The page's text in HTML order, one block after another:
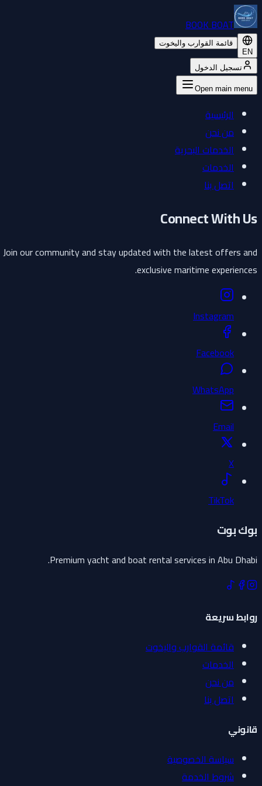
BOOK BOAT
EN
قائمة القوارب واليخوت
تسجيل الدخول
Open main menu
الرئيسية
من نحن
الخدمات البحرية
الخدمات
اتصل بنا
Connect With Us
Join our community and stay updated with the latest offers and
exclusive maritime experiences.
Instagram
Facebook
WhatsApp
Email
X
TikTok
بوك بوت
Premium yacht and boat rental services in Abu Dhabi.
روابط سريعة
قائمة القوارب واليخوت
الخدمات
من نحن
اتصل بنا
قانوني
سياسة الخصوصية
شروط الخدمة